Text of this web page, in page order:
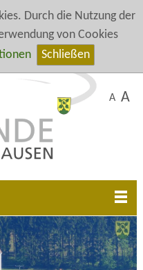
Durch die Nutzung der
von Cookies
Schließen
A A